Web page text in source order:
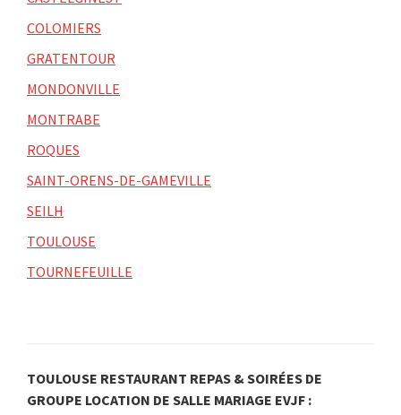
COLOMIERS
GRATENTOUR
MONDONVILLE
MONTRABE
ROQUES
SAINT-ORENS-DE-GAMEVILLE
SEILH
TOULOUSE
TOURNEFEUILLE
TOULOUSE RESTAURANT REPAS & SOIRÉES DE
GROUPE LOCATION DE SALLE MARIAGE EVJF :